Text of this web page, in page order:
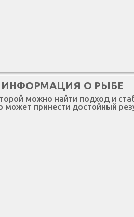
О РЫБЕ
можно найти подход и
может принести достойный